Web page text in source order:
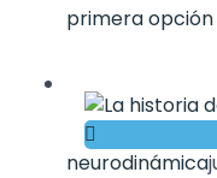
primera
neurodinámica